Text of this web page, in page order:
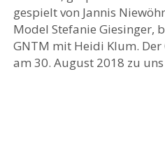
gespielt von Jannis
Model Stefanie Giesinger,
GNTM mit Heidi Klum.
am 30. August 2018 zu